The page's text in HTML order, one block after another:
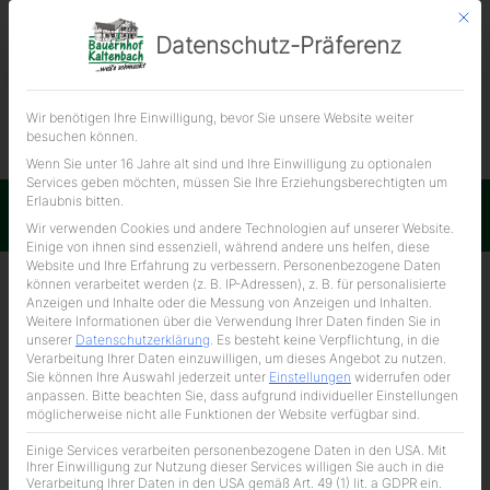
Paprikafleischwurst
18,90 € / kg
Mit
Datenschutz-Präferenz
Wir benötigen Ihre Einwilligung, bevor Sie unsere Website weiter
besuchen können.
Wenn Sie unter 16 Jahre alt sind und Ihre Einwilligung zu optionalen
Services geben möchten, müssen Sie Ihre Erziehungsberechtigten um
Erlaubnis bitten.
Wir verwenden Cookies und andere Technologien auf unserer Website.
Einige von ihnen sind essenziell, während andere uns helfen, diese
Website und Ihre Erfahrung zu verbessern. Personenbezogene Daten
können verarbeitet werden (z. B. IP-Adressen), z. B. für personalisierte
Anzeigen und Inhalte oder die Messung von Anzeigen und Inhalten.
Weitere Informationen über die Verwendung Ihrer Daten finden Sie in
unserer Datenschutzerklärung. Es besteht keine Verpflichtung, in die
Verarbeitung Ihrer Daten einzuwilligen, um dieses Angebot zu nutzen.
Sie können Ihre Auswahl jederzeit unter Einstellungen widerrufen oder
anpassen. Bitte beachten Sie, dass aufgrund individueller Einstellungen
möglicherweise nicht alle Funktionen der Website verfügbar sind.
Einige Services verarbeiten personenbezogene Daten in den USA. Mit
Ihrer Einwilligung zur Nutzung dieser Services willigen Sie auch in die
Verarbeitung Ihrer Daten in den USA gemäß Art. 49 (1) lit. a GDPR ein.